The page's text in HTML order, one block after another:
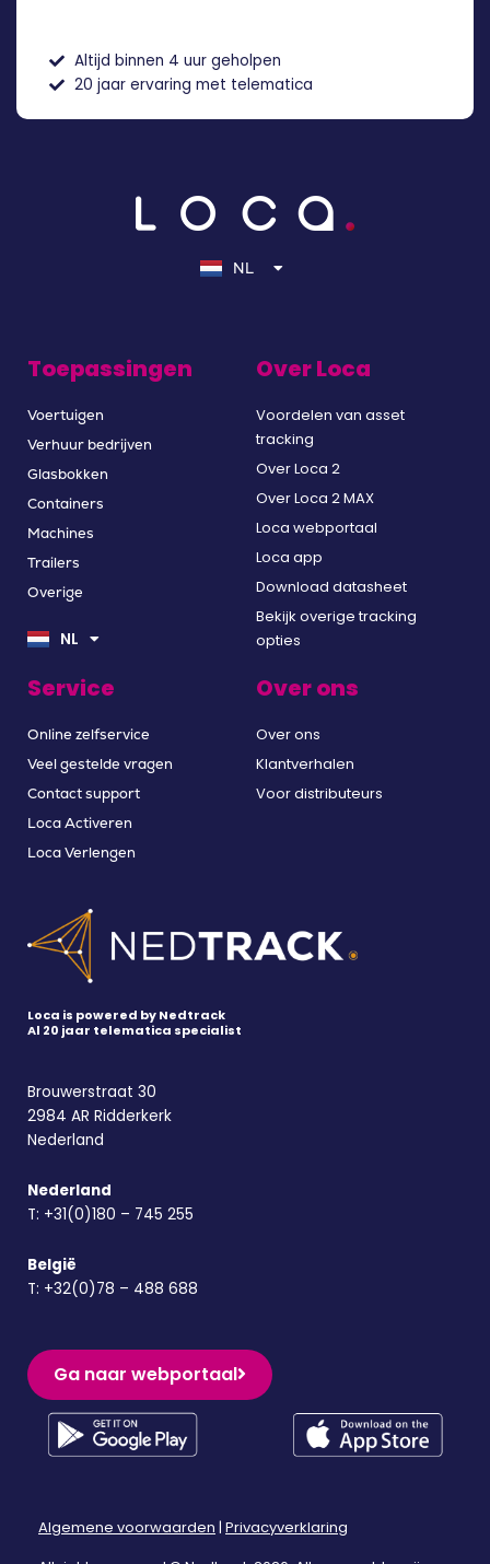
Altijd binnen 4 uur geholpen
20 jaar ervaring met telematica
NL
EN
FR
Toepassingen
Voertuigen
Verhuur bedrijven
Glasbokken
Containers
Machines
Trailers
Overige
NL
EN
FR
Over Loca
Voordelen van asset
tracking
Over Loca 2
Over Loca 2 MAX
Loca webportaal
Loca app
Download datasheet
Bekijk overige tracking
opties
Service
Online zelfservice
Veel gestelde vragen
Contact support
Loca Activeren
Loca Verlengen
Over ons
Over ons
Klantverhalen
Voor distributeurs
Loca is powered by Nedtrack
Al 20 jaar telematica specialist
Brouwerstraat 30
2984 AR Ridderkerk
Nederland
Nederland
T: +31(0)180 – 745 255
België
T: +32(0)78 – 488 688
Ga naar webportaal
Algemene voorwaarden | Privacyverklaring